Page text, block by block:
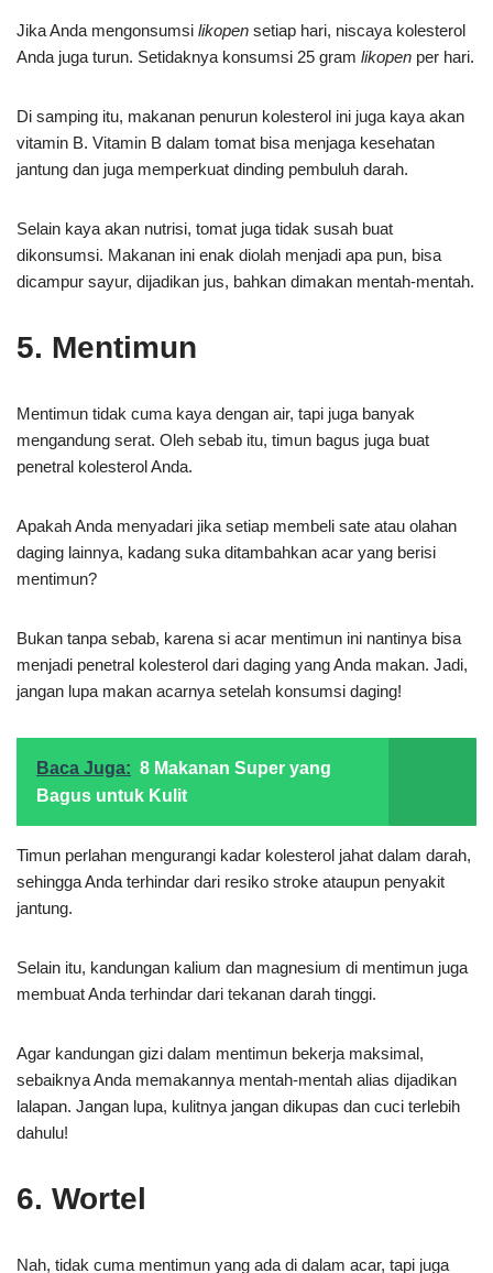
Jika Anda mengonsumsi likopen setiap hari, niscaya kolesterol
Anda juga turun. Setidaknya konsumsi 25 gram likopen per hari.
Di samping itu, makanan penurun kolesterol ini juga kaya akan
vitamin B. Vitamin B dalam tomat bisa menjaga kesehatan
jantung dan juga memperkuat dinding pembuluh darah.
Selain kaya akan nutrisi, tomat juga tidak susah buat
dikonsumsi. Makanan ini enak diolah menjadi apa pun, bisa
dicampur sayur, dijadikan jus, bahkan dimakan mentah-mentah.
5. Mentimun
Mentimun tidak cuma kaya dengan air, tapi juga banyak
mengandung serat. Oleh sebab itu, timun bagus juga buat
penetral kolesterol Anda.
Apakah Anda menyadari jika setiap membeli sate atau olahan
daging lainnya, kadang suka ditambahkan acar yang berisi
mentimun?
Bukan tanpa sebab, karena si acar mentimun ini nantinya bisa
menjadi penetral kolesterol dari daging yang Anda makan. Jadi,
jangan lupa makan acarnya setelah konsumsi daging!
Baca Juga: 8 Makanan Super yang
Bagus untuk Kulit
Timun perlahan mengurangi kadar kolesterol jahat dalam darah,
sehingga Anda terhindar dari resiko stroke ataupun penyakit
jantung.
Selain itu, kandungan kalium dan magnesium di mentimun juga
membuat Anda terhindar dari tekanan darah tinggi.
Agar kandungan gizi dalam mentimun bekerja maksimal,
sebaiknya Anda memakannya mentah-mentah alias dijadikan
lalapan. Jangan lupa, kulitnya jangan dikupas dan cuci terlebih
dahulu!
6. Wortel
Nah, tidak cuma mentimun yang ada di dalam acar, tapi juga